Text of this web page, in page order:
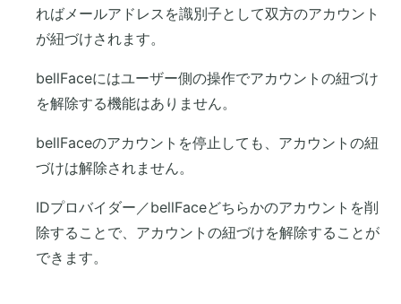
ればメールアドレスを識別子として双方のアカウント
が紐づけされます。
bellFaceにはユーザー側の操作でアカウントの紐づけ
を解除する機能はありません。
bellFaceのアカウントを停止しても、アカウントの紐
づけは解除されません。
IDプロバイダー／bellFaceどちらかのアカウントを削
除することで、アカウントの紐づけを解除することが
できます。